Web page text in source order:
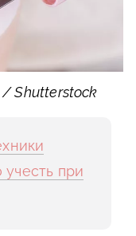
Shutterstock
при